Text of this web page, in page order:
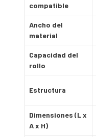
compatible
Ancho del
material
Capacidad del
rollo
Estructura
Dimensiones (L x
A x H)